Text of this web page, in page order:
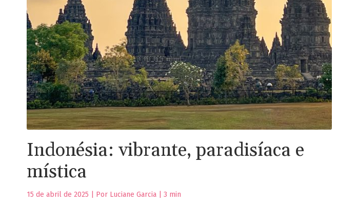
Indonésia: vibrante, paradisíaca e
mística
15 de abril de 2025 | Por Luciane Garcia | 3 min